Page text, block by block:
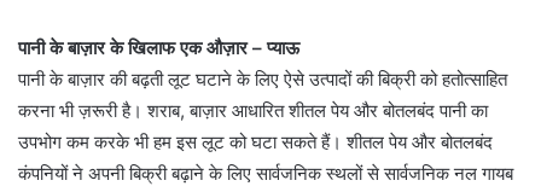
पानी के बाज़ार के खिलाफ एक औज़ार – प्याऊ
पानी के बाज़ार की बढ़ती लूट घटाने के लिए ऐसे उत्पादों की बिक्री को हतोत्साहित
करना भी ज़रूरी है। शराब, बाज़ार आधारित शीतल पेय और बोतलबंद पानी का
उपभोग कम करके भी हम इस लूट को घटा सकते हैं। शीतल पेय और बोतलबंद
कंपनियों ने अपनी बिक्री बढ़ाने के लिए सार्वजनिक स्थलों से सार्वजनिक नल गायब